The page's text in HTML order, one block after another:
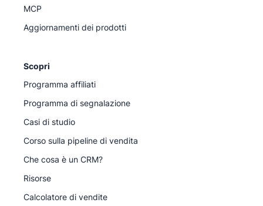
MCP
Aggiornamenti dei prodotti
Scopri
Programma affiliati
Programma di segnalazione
Casi di studio
Corso sulla pipeline di vendita
Che cosa è un CRM?
Risorse
Calcolatore di vendite